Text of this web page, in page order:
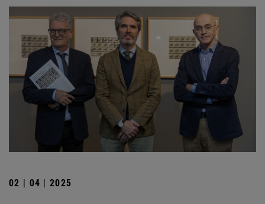
02 | 04 | 2025